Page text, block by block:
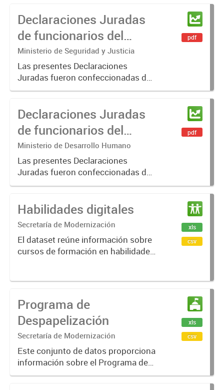
Declaraciones Juradas
de funcionarios del
Ministerio de Seguridad
y Justicia
Ministerio de Seguridad y Justicia
Las presentes Declaraciones
Juradas fueron confeccionadas de
manera voluntaria por los
Director/a General. El criterio
sugerido para la confección de las
mismas...
pdf
Declaraciones Juradas
de funcionarios del
Ministerio de Desarrollo
Humano
Ministerio de Desarrollo Humano
Las presentes Declaraciones
Juradas fueron confeccionadas de
manera voluntaria por los
Director/a General. El criterio
sugerido para la confección de las
mismas...
pdf
Habilidades digitales
Secretaría de Modernización
El dataset reúne información sobre
cursos de formación en habilidades
Banco de Entre Ríos, para fortalecer
competencias tecnológi...
xls
csv
Programa de
Despapelización
Secretaría de Modernización
Este conjunto de datos proporciona
información sobre el Programa de
despapelización implementado en
xls
csv